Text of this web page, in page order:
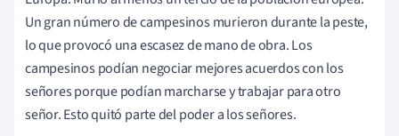
Un gran número de campesinos murieron durante la peste,
lo que provocó una escasez de mano de obra. Los
campesinos podían negociar mejores acuerdos con los
señores porque podían marcharse y trabajar para otro
señor. Esto quitó parte del poder a los señores.